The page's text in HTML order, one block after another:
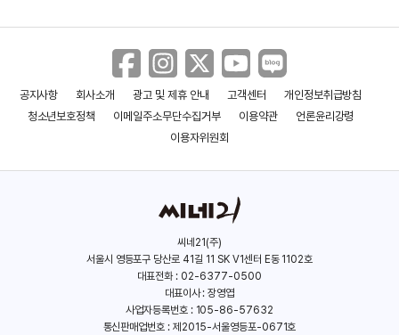
공지사항 회사소개 광고 및 제휴 안내 고객센터
개인정보취급방침
청소년보호정책
이메일주소무단수집거부 이용약관
언론윤리강령
이용자위원회
씨네21(주)
서울시 영등포구 당산로 41길 11 SK V1센터 E동 1102호
대표전화 : 02-6377-0500
대표이사 : 장영엽
사업자등록번호 : 105-86-57632
통신판매업번호 : 제2015-서울영등포-0671호